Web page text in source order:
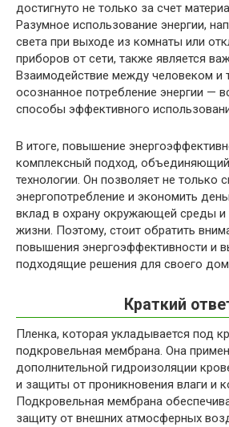
достигнуто не только за счет
Разумное использование энергии,
света при выходе из комнаты или
приборов от сети, также является
Взаимодействие между человеком и
осознанное потребление энергии —
способы эффективного
В итоге, повышение
комплексный подход,
технологии. Он позволяет не только
энергопотребление и экономить
вклад в охрану окружающей среды и
жизни. Поэтому, стоит обратить
повышения энергоэффективности и
подходящие решения для своего
Краткий
Пленка, которая укладывается под
подкровельная мембрана. Она
дополнительной гидроизоляции
и защиты от проникновения влаги и
Подкровельная мембрана
защиту от внешних атмосферных